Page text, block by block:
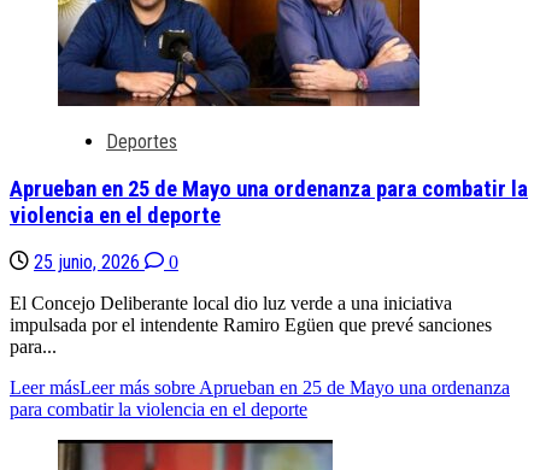
Deportes
Aprueban en 25 de Mayo una ordenanza para combatir la
violencia en el deporte
25 junio, 2026
0
El Concejo Deliberante local dio luz verde a una iniciativa
impulsada por el intendente Ramiro Egüen que prevé sanciones
para...
Leer másLeer más sobre Aprueban en 25 de Mayo una ordenanza
para combatir la violencia en el deporte